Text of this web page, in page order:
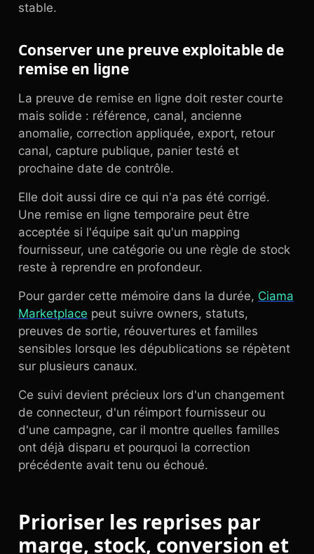
stable.
Conserver une preuve exploitable de
remise en ligne
La preuve de remise en ligne doit rester courte
mais solide : référence, canal, ancienne
anomalie, correction appliquée, export, retour
canal, capture publique, panier testé et
prochaine date de contrôle.
Elle doit aussi dire ce qui n'a pas été corrigé.
Une remise en ligne temporaire peut être
acceptée si l'équipe sait qu'un mapping
fournisseur, une catégorie ou une règle de stock
reste à reprendre en profondeur.
Pour garder cette mémoire dans la durée, Ciama
Marketplace peut suivre owners, statuts,
preuves de sortie, réouvertures et familles
sensibles lorsque les dépublications se répètent
sur plusieurs canaux.
Ce suivi devient précieux lors d'un changement
de connecteur, d'un réimport fournisseur ou
d'une campagne, car il montre quelles familles
ont déjà disparu et pourquoi la correction
précédente avait tenu ou échoué.
Prioriser les reprises par
marge, stock, conversion et